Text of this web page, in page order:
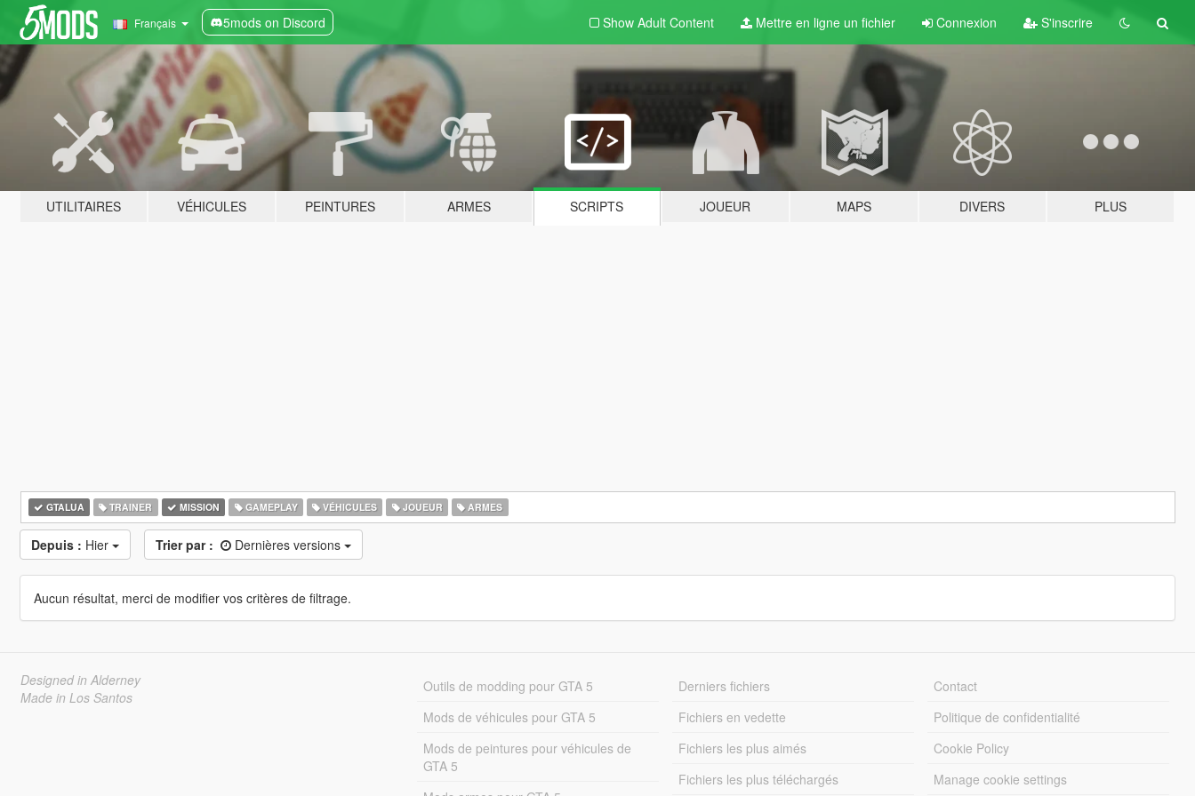
Français 5mods on Discord Show Adult Content Mettre en ligne un fichier Connexion S'inscrire
UTILITAIRES VÉHICULES PEINTURES ARMES SCRIPTS JOUEUR MAPS DIVERS PLUS
GTALUA TRAINER MISSION GAMEPLAY VÉHICULES JOUEUR ARMES
Depuis : Hier Trier par : Dernières versions
Aucun résultat, merci de modifier vos critères de filtrage.
Designed in Alderney
Made in Los Santos
Outils de modding pour GTA 5
Mods de véhicules pour GTA 5
Mods de peintures pour véhicules de
GTA 5
Derniers fichiers
Fichiers en vedette
Fichiers les plus aimés
Fichiers les plus téléchargés
Contact
Politique de confidentialité
Cookie Policy
Manage cookie settings